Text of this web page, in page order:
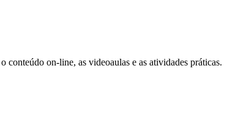
on-line, as videoaulas e as atividades práticas.